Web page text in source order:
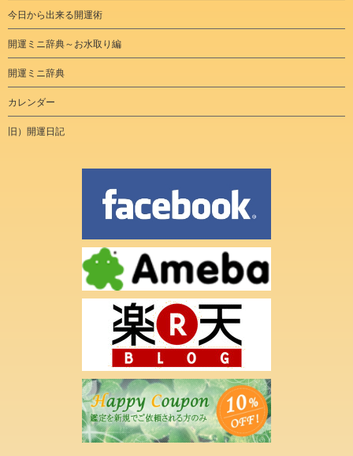
今日から出来る開運術
開運ミニ辞典～お水取り編
開運ミニ辞典
カレンダー
旧）開運日記